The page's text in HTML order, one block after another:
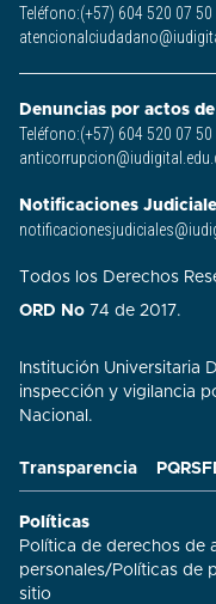
Transparencia
Políticas
Política de derechos de
personales/ Políticas de
sitio​
Teléfono:(+57) 604 520 07 50
Denuncias por actos
Teléfono:(+57) 604 520 07 50
Notificaciones
Todos los Derechos
ORD No 74 de 2017.
Institución Universitaria
inspección y vigilancia
Nacional.